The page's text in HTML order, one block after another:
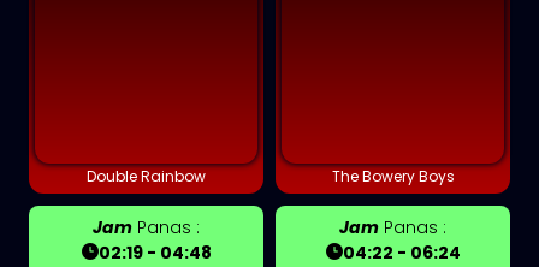
Double Rainbow
Jam Panas :
02:19 - 04:48
The Bowery Boys
Jam Panas :
04:22 - 06:24